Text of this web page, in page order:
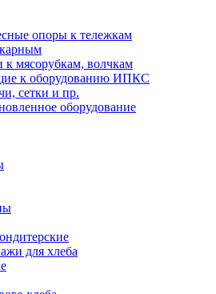
опоры к тележкам
мясорубкам, волчкам
к оборудованию ИПКС
сетки и пр.
оборудование
для хлеба